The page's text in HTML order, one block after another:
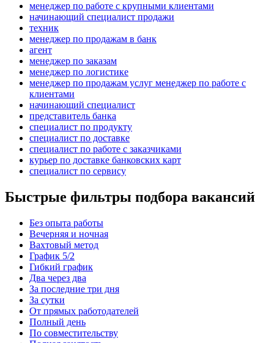
менеджер по работе с крупными клиентами
начинающий специалист продажи
техник
менеджер по продажам в банк
агент
менеджер по заказам
менеджер по логистике
менеджер по продажам услуг менеджер по работе с
клиентами
начинающий специалист
представитель банка
специалист по продукту
специалист по доставке
специалист по работе с заказчиками
курьер по доставке банковских карт
специалист по сервису
Быстрые фильтры подбора вакансий
Без опыта работы
Вечерняя и ночная
Вахтовый метод
График 5/2
Гибкий график
Два через два
За последние три дня
За сутки
От прямых работодателей
Полный день
По совместительству